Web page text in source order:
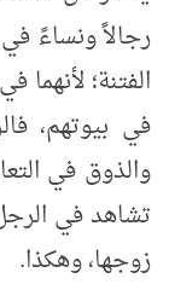
رجالاً ونساءً
الفتنة؛ لأنهما
في بيوتهم،
والذوق في
تشاهد في
زوجها، وهكذا.